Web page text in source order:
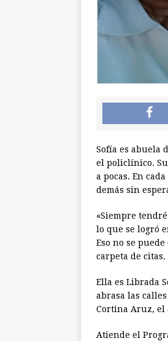
Sofía es abuela
el policlínico.
a pocas. En
demás sin
«Siempre
lo que se logró
Eso no se
carpeta de citas.
Ella es Librada
abrasa las
Cortina Aruz, el
Atiende el